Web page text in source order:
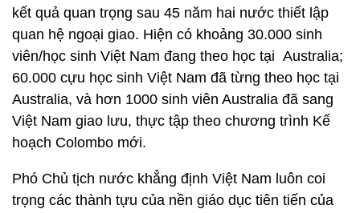
kết quả quan trọng sau 45 năm hai nước thiết lập
quan hệ ngoại giao. Hiện có khoảng 30.000 sinh
viên/học sinh Việt Nam đang theo học tại Australia;
60.000 cựu học sinh Việt Nam đã từng theo học tại
Australia, và hơn 1000 sinh viên Australia đã sang
Việt Nam giao lưu, thực tập theo chương trình Kế
hoạch Colombo mới.
Phó Chủ tịch nước khẳng định Việt Nam luôn coi
trọng các thành tựu của nền giáo dục tiên tiến của